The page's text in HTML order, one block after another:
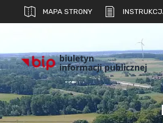
MAPA STRONY
biuletyn
informacji publicznej